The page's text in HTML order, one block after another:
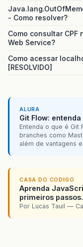
- Como resolver?
Como consultar CPF
Web Service?
Como acessar
[RESOLVIDO]
ALURA
Git Flow:
Entenda o que é Git
branches como
além de vantagens
CASA DO CODIGO
Aprenda
primeiros
Por Lucas Tauil —